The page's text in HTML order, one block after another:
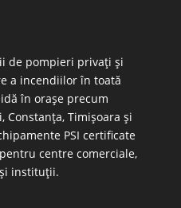
de pompieri privați și
a incendiilor în toată
în orașe precum
Constanța, Timișoara și
PSI certificate
centre comerciale,
instituții.